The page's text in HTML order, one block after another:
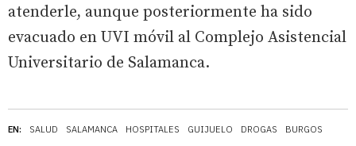
EN: SALUD SALAMANCA HOSPITALES GUIJUELO DROGAS BURGOS
atenderle, aunque posteriormente ha sido
evacuado en UVI móvil al Complejo Asistencial
Universitario de Salamanca.